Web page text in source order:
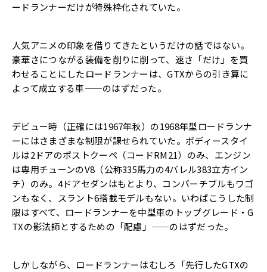
ードランナーだけが特殊枠化されていた。
人気アニメの印象を借りてきたというだけの話ではない。
豪華さにつながる装備を削りに削って、速さ「だけ」 を買
わせることにしたロードランナーは、GTXからの引き算に
よって成立する車——のはずだった。
デビュー時（正確には1967年秋） の1968年型ロードランナ
ーにはさまざまな制限が課せられていた。ボディースタイ
ルは2ドアのポストクーペ（コードRM21） のみ、エンジン
は専用チューンのV8（公称335馬力の4バレル383立方イン
チ）のみ。 4ドアセダンはもとより、コンバーチブルもワゴ
ンもなく、 スラント6搭載モデルもない。いわばこうした制
限はすべて、 ロードランナーを中型車のトップグレード・G
TXの影法師とするための「配慮」——のはずだった。
しかしながら、ロードランナーはむしろ「先行したGTXの